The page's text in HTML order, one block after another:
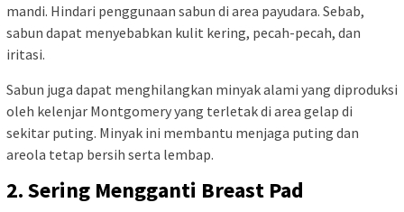
mandi. Hindari penggunaan sabun di area payudara. Sebab,
sabun dapat menyebabkan kulit kering, pecah-pecah, dan
iritasi.
Sabun juga dapat menghilangkan minyak alami yang diproduksi
oleh kelenjar Montgomery yang terletak di area gelap di
sekitar puting. Minyak ini membantu menjaga puting dan
areola tetap bersih serta lembap.
2. Sering Mengganti Breast Pad